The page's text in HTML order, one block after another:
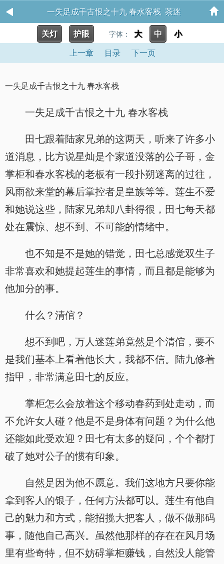
一失足成千古恨之十九 春水客栈 茶迷
关灯 护眼 字体： 大 中 小
上一章 目录 下一页
一失足成千古恨之十九 春水客栈
一失足成千古恨之十九 春水客栈
田七跟着陆家兄弟的这两天，听来了许多小
道消息，比方说星灿是个家道没落的公子哥，金
掌柜和春水客栈的老板有一段扑朔迷离的过往，
风雨欲来堂的幕后掌控者是皇族等等。莲生不爱
和她说这些，陆家兄弟却八卦得很，田七每天都
处在震惊、想不到、不可能的情绪中。
也不知是不是她的错觉，田七总感觉双生子
非常喜欢和她提起莲生的事情，而且都是能够为
他加分的事。
什么？清倌？
想不到吧，万人迷莲弟竟然是个清倌，要不
是我们基本上看着他长大，我都不信。陆九修着
指甲，非常满意田七的反应。
掌柜怎么会放着这个移动春药到处走动，而
不允许女人碰？他是不是身体有问题？为什么他
还能如此受欢迎？田七有太多的疑问，个个都打
破了她对公子的惯有印象。
自然是因为他不愿意。我们这地方只要你能
拿到客人的银子，任何方法都可以。莲生有他自
己的魅力和方式，能招揽大把客人，做不做那码
事，随他自己高兴。虽然他那样的存在在风月场
里有些奇特，但不妨碍掌柜赚钱，自然没人能管